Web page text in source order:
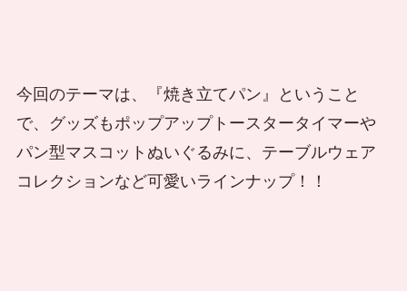
今回のテーマは、『焼き立てパン』ということ
で、グッズもポップアップトースタータイマーや
パン型マスコットぬいぐるみに、テーブルウェア
コレクションなど可愛いラインナップ！！